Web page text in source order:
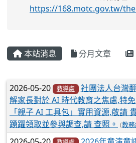
https://168.motc.gov.tw/
本站消息 分月文章
文章列表
2026-05-20 教導處
社團法人台灣
解家長對於 AI 時代教育之焦慮,特
「親子 AI 工具包」實用資源,敬請
踴躍領取並參與調查,請 查照。 (教
2026-05-20 教導處 2026年童演童